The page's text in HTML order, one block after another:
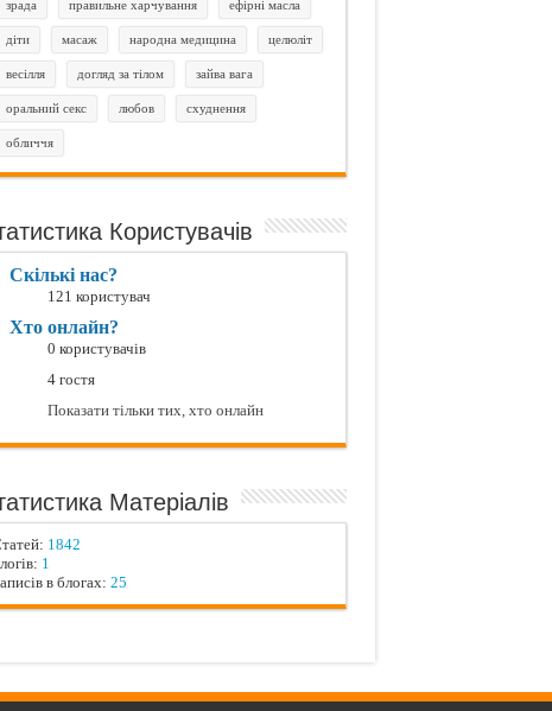
зрада правильне харчування ефірні масла
діти масаж народна медицина целюліт
весілля догляд за тілом зайва вага
оральний секс любов схуднення
обличчя
Користувачів
Скількі нас?
121 користувач
Хто онлайн?
0 користувачів
4 гостя
Показати тільки тих, хто онлайн
Матеріалів
1842
1
в блогах: 25